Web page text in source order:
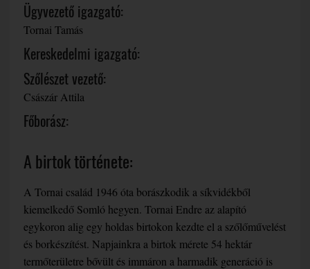
Ügyvezető igazgató:
Tornai Tamás
Kereskedelmi igazgató:
Szőlészet vezető:
Császár Attila
Főborász:
A birtok története:
A Tornai család 1946 óta borászkodik a síkvidékből
kiemelkedő Somló hegyen. Tornai Endre az alapító
egykoron alig egy holdas birtokon kezdte el a szőlőművelést
és borkészítést. Napjainkra a birtok mérete 54 hektár
termőterületre bővült és immáron a harmadik generáció is